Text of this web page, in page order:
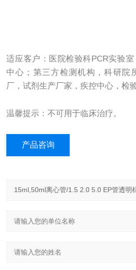
适应客户：医院检验科PCR实验
中心；第三方检测机构，科研院
厂，试剂生产厂家，疾控中心，检
温馨提示：不可用于临床治疗。
产品咨询